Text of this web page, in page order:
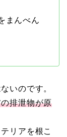
まんべん
いのです。
排泄物が原
リアを根こ